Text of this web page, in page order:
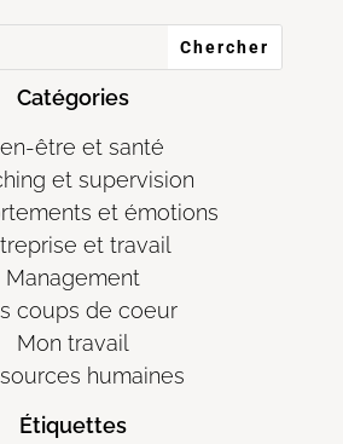
Catégories
être et santé
et supervision
et émotions
et travail
Management
coups de coeur
Mon travail
humaines
Étiquettes